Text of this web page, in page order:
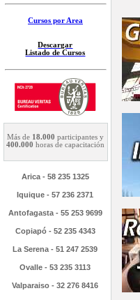
Cursos por Area
Descargar
Listado de Cursos
Más de 18.000 participantes y
400.000 horas de capacitación
Arica - 58 235 1325
Iquique - 57 236 2371
Antofagasta - 55 253 9699
Copiapó - 52 235 4343
La Serena - 51 247 2539
Ovalle - 53 235 3113
Valparaiso - 32 276 8416